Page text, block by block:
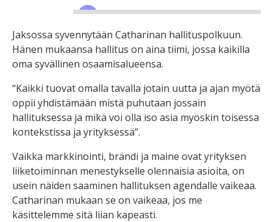
Jaksossa syvennytään Catharinan hallituspolkuun.
Hänen mukaansa hallitus on aina tiimi, jossa kaikilla
oma syvällinen osaamisalueensa.
“Kaikki tuovat omalla tavalla jotain uutta ja ajan myötä
oppii yhdistämään mistä puhutaan jossain
hallituksessa ja mikä voi olla iso asia myöskin toisessa
kontekstissa ja yrityksessä”.
Vaikka markkinointi, brändi ja maine ovat yrityksen
liiketoiminnan menestykselle olennaisia asioita, on
usein näiden saaminen hallituksen agendalle vaikeaa.
Catharinan mukaan se on vaikeaa, jos me
käsittelemme sitä liian kapeasti.